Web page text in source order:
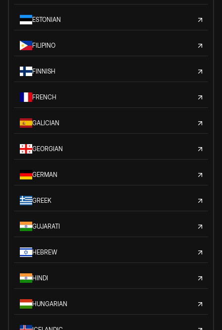
ESTONIAN
FILIPINO
FINNISH
FRENCH
GALICIAN
GEORGIAN
GERMAN
GREEK
GUJARATI
HEBREW
HINDI
HUNGARIAN